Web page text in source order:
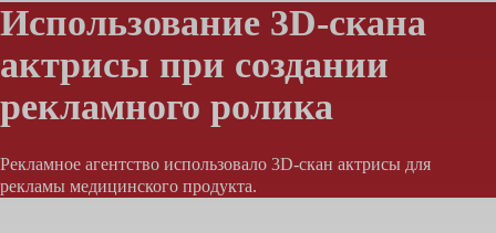
Использование 3D-скана
актрисы при создании
рекламного ролика
Рекламное агентство использовало 3D-скан актрисы для
рекламы медицинского продукта.